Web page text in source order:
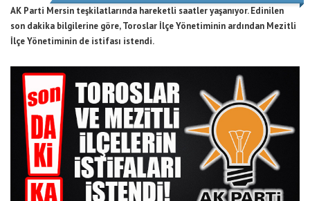
AK Parti Mersin teşkilatlarında hareketli saatler yaşanıyor. Edinilen
son dakika bilgilerine göre, Toroslar İlçe Yönetiminin ardından Mezitli
İlçe Yönetiminin de istifası istendi.